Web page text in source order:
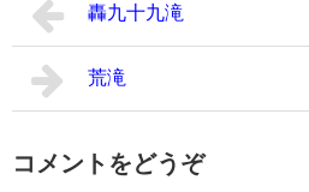
轟九十九滝
荒滝
コメントをどうぞ